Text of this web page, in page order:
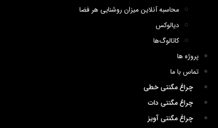
محاسبه آنلاین میزان روشنایی هر فضا
دیالوکس
کاتالوگ‌ها
پروژه ها
تماس با ما
چراغ مگنتی خطی
چراغ مگنتی دات
چراغ مگنتی آویز